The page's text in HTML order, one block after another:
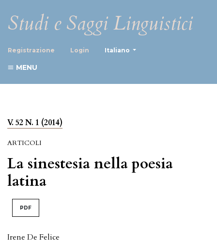
Studi e Saggi Linguistici
Registrazione Login Italiano
MENU
V. 52 N. 1 (2014)
ARTICOLI
La sinestesia nella poesia
latina
PDF
Irene De Felice